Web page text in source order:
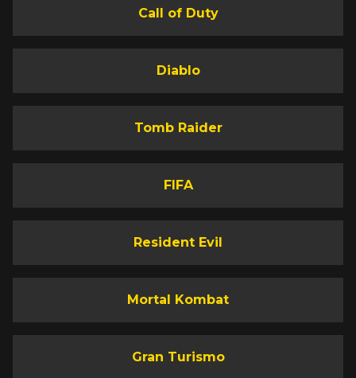
Call of Duty
Diablo
Tomb Raider
FIFA
Resident Evil
Mortal Kombat
Gran Turismo